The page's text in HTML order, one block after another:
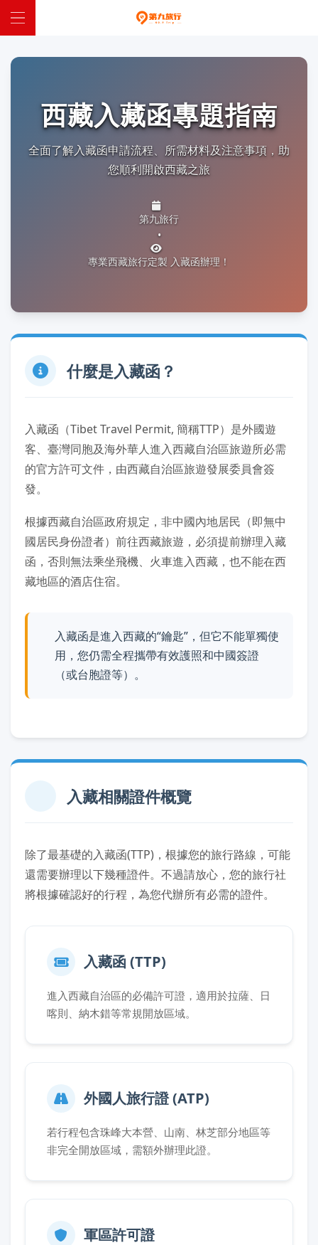
中國定制
全球定制
特惠跟團
西藏入藏函
關於我們
聯係我們
西藏入藏函專題指南
全面了解入藏函申請流程、所需材料及注意事項，助
您順利開啟西藏之旅
第九旅行
•
專業西藏旅行定製 入藏函辦理！
什麼是入藏函？
入藏函（Tibet Travel Permit, 簡稱TTP）是外國遊
客、臺灣同胞及海外華人進入西藏自治區旅遊所必需
的官方許可文件，由西藏自治區旅遊發展委員會簽
發。
根據西藏自治區政府規定，非中國內地居民（即無中
國居民身份證者）前往西藏旅遊，必須提前辦理入藏
函，否則無法乘坐飛機、火車進入西藏，也不能在西
藏地區的酒店住宿。
入藏函是進入西藏的“鑰匙”，但它不能單獨使
用，您仍需全程攜帶有效護照和中國簽證
（或台胞證等）。
入藏相關證件概覽
除了最基礎的入藏函(TTP)，根據您的旅行路線，可能
還需要辦理以下幾種證件。不過請放心，您的旅行社
將根據確認好的行程，為您代辦所有必需的證件。
入藏函 (TTP)
進入西藏自治區的必備許可證，適用於拉薩、日
喀則、納木錯等常規開放區域。
外國人旅行證 (ATP)
若行程包含珠峰大本營、山南、林芝部分地區等
非完全開放區域，需額外辦理此證。
軍區許可證